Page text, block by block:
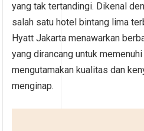
yang tak tertandingi. Dikenal
salah satu hotel bintang lima
Hyatt Jakarta menawarkan
yang dirancang untuk
mengutamakan kualitas dan
menginap.